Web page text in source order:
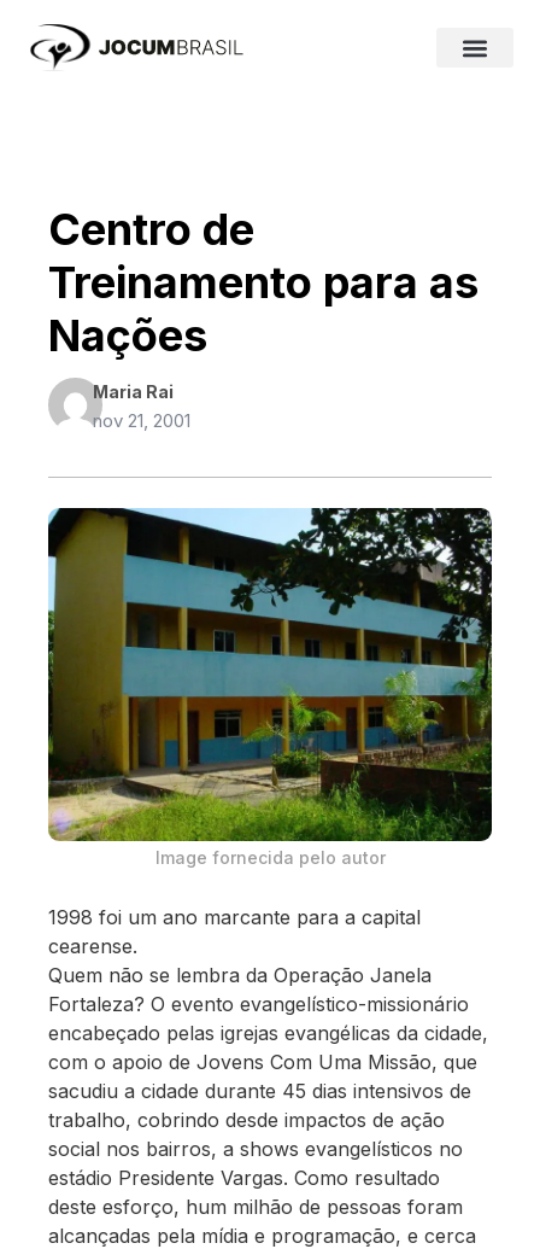
para
Centro de
Treinamento para as
Nações
Maria Rai
nov 21, 2001
Image fornecida pelo autor
1998 foi um ano marcante para a capital
cearense.
Quem não se lembra da Operação Janela
Fortaleza? O evento evangelístico-missionário
encabeçado pelas igrejas evangélicas da cidade,
com o apoio de Jovens Com Uma Missão, que
sacudiu a cidade durante 45 dias intensivos de
trabalho, cobrindo desde impactos de ação
social nos bairros, a shows evangelísticos no
estádio Presidente Vargas. Como resultado
deste esforço, hum milhão de pessoas foram
alcançadas pela mídia e programação, e cerca